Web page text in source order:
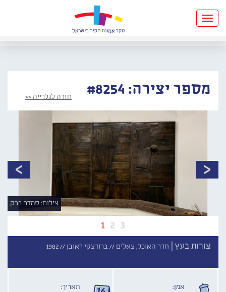
Toggle
navigation
מספר יצירה: #8254 חזרה לגלרייה >>
1 2 3
צילום: סמדר ברק
צורות בעץ | חדר האוכל, צאלים //ברודצקי ראובן //1982
אמן:
תאריך: